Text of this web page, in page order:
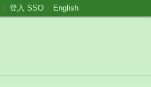
登入 SSO English